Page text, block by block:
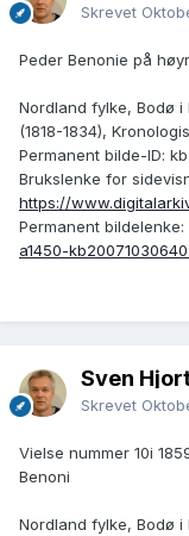
Skrevet
Peder Benonie på
Nordland fylke, Bodø i
(1818-1834),
Permanent bilde-ID:
Brukslenke for
https://
Permanent bildelenke:
a1450-
Sven
Skrevet
Vielse nummer 10i
Benoni
Nordland fylke, Bodø i